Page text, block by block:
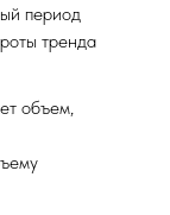
период
тренда
объем,